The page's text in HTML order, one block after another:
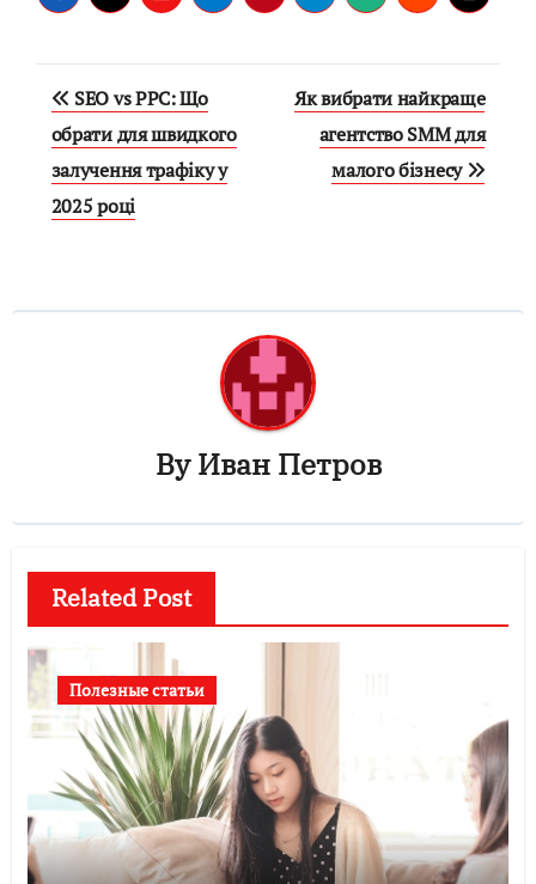
Навигация
по
записям
SEO vs PPC: Що
обрати для швидкого
залучення трафіку у
2025 році
Як вибрати найкраще
агентство SMM для
малого бізнесу
ByИван Петров
Related Post
Полезные статьи